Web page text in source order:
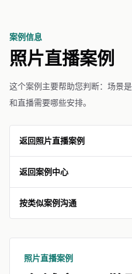
案例信息
照片直播案例
这个案例主要帮助您判断：场景
和直播需要哪些安排。
返回照片直播案例
返回案例中心
按类似案例沟通
照片直播案例